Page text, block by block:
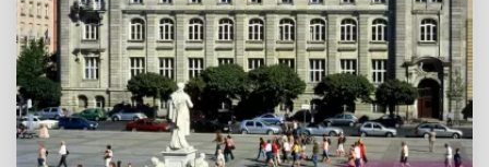
необученных ополченцев.